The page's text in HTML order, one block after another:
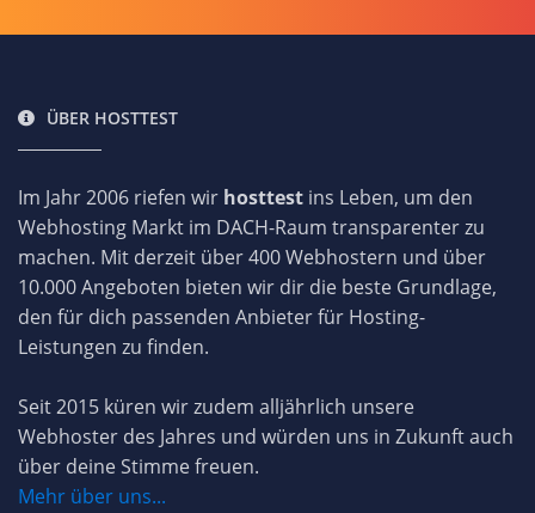
ÜBER HOSTTEST
Im Jahr 2006 riefen wir hosttest ins Leben, um den
Webhosting Markt im DACH-Raum transparenter zu
machen. Mit derzeit über 400 Webhostern und über
10.000 Angeboten bieten wir dir die beste Grundlage,
den für dich passenden Anbieter für Hosting-
Leistungen zu finden.
Seit 2015 küren wir zudem alljährlich unsere
Webhoster des Jahres und würden uns in Zukunft auch
über deine Stimme freuen.
Mehr über uns...